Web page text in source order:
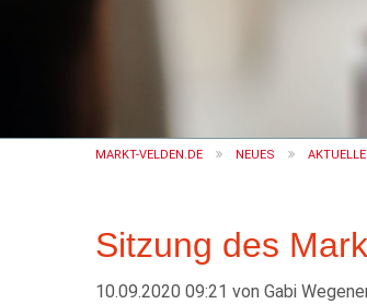
MARKT-VELDEN.DE NEUES
Sitzung des
10.09.2020 09:21 von Gabi